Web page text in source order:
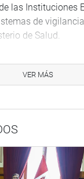
las Instituciones
de
de Salud.
como
el seguimiento
también impulsa la
de la
VER MÁS